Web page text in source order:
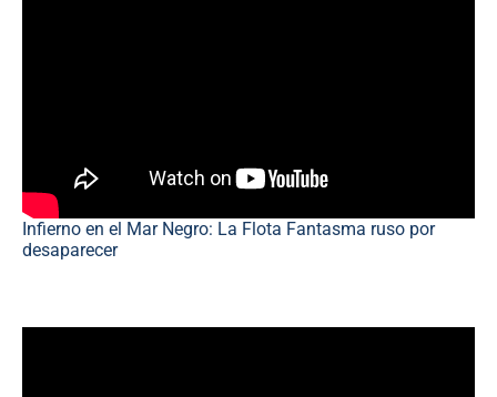
Infierno en el Mar Negro: La Flota Fantasma ruso por
desaparecer